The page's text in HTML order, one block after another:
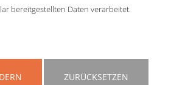
bereitgestellten Daten verarbeitet.
ZURÜCKSETZEN